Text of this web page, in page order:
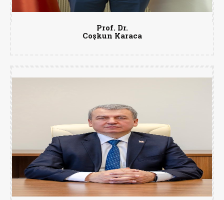
Prof. Dr.
Coşkun Karaca